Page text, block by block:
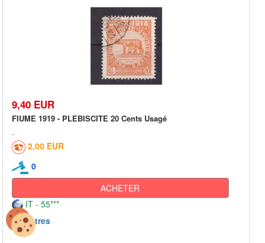
9,40 EUR
FIUME 1919 - PLEBISCITE 20 Cents Usagé
2,00 EUR
0
ACHETER
IT - 55***
Autres